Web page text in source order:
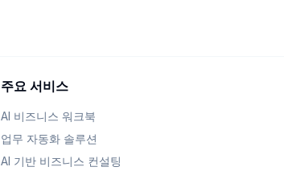
주요 서비스
AI 비즈니스 워크북
업무 자동화 솔루션
AI 기반 비즈니스 컨설팅